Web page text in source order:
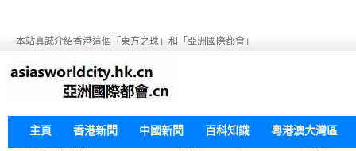
本站真誠介紹香港這個「東方之珠」和「亞洲國際都會」
主頁 香港新聞 中國新聞 百科知識 粵港澳大灣區